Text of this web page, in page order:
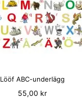

Lööf ABC-underlägg
Pris
55,00 kr